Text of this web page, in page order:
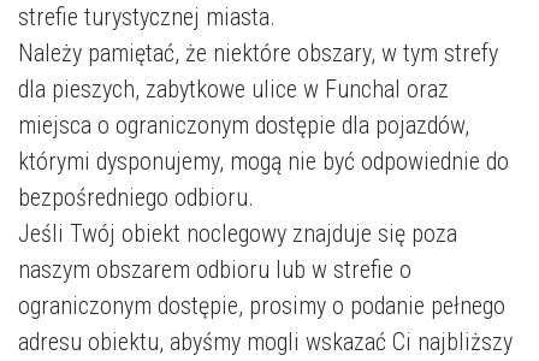
strefie turystycznej miasta.
Należy pamiętać, że niektóre obszary, w tym strefy
dla pieszych, zabytkowe ulice w Funchal oraz
miejsca o ograniczonym dostępie dla pojazdów,
którymi dysponujemy, mogą nie być odpowiednie do
bezpośredniego odbioru.
Jeśli Twój obiekt noclegowy znajduje się poza
naszym obszarem odbioru lub w strefie o
ograniczonym dostępie, prosimy o podanie pełnego
adresu obiektu, abyśmy mogli wskazać Ci najbliższy